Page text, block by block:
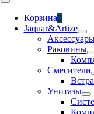
Toggle
NavigationКорзина0
Jaquar&Artize
Раковины
Смесители
Унитазы